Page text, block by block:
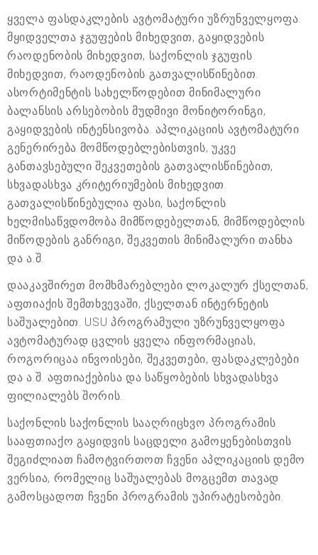
ყველა ფასდაკლების ავტომატური უზრუნველყოფა.
მყიდველთა ჯგუფების მიხედვით, გაყიდვების
რაოდენობის მიხედვით, საქონლის ჯგუფის
მიხედვით, რაოდენობის გათვალისწინებით.
ასორტიმენტის სახელწოდებით მინიმალური
ბალანსის არსებობის მუდმივი მონიტორინგი,
გაყიდვების ინტენსივობა. აპლიკაციის ავტომატური
გენერირება მომწოდებლებისთვის, უკვე
განთავსებული შეკვეთების გათვალისწინებით,
სხვადასხვა კრიტერიუმების მიხედვით.
გათვალისწინებულია ფასი, საქონლის
ხელმისაწვდომობა მიმწოდებელთან, მიმწოდებლის
მიწოდების განრიგი, შეკვეთის მინიმალური თანხა
და ა.შ.
დააკავშირეთ მომხმარებლები ლოკალურ ქსელთან,
აფთიაქის შემთხვევაში, ქსელთან ინტერნეტის
საშუალებით. USU პროგრამული უზრუნველყოფა
ავტომატურად ცვლის ყველა ინფორმაციას,
როგორიცაა ინვოისები, შეკვეთები, ფასდაკლებები
და ა.შ. აფთიაქებისა და საწყობების სხვადასხვა
ფილიალებს შორის.
საქონლის საქონლის სააღრიცხვო პროგრამის
სააფთიაქო გაყიდვის საცდელი გამოყენებისთვის
შეგიძლიათ ჩამოტვირთოთ ჩვენი აპლიკაციის დემო
ვერსია, რომელიც საშუალებას მოგცემთ თავად
გამოსცადოთ ჩვენი პროგრამის უპირატესობები.